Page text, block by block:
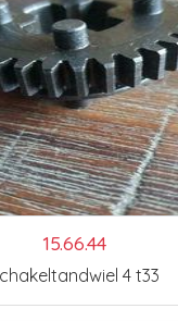
15.66.44
4 t33